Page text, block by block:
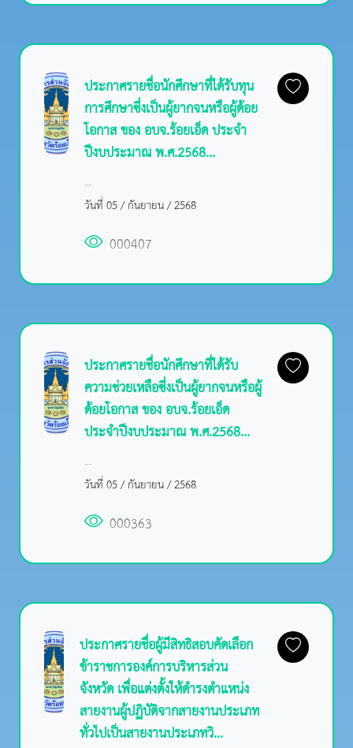
ประกาศรายชื่อนักศึกษาที่ได้รับทุน
การศึกษาซึ่งเป็นผู้ยากจนหรือผู้ด้อย
โอกาส ของ อบจ.ร้อยเอ็ด ประจำ
ปีงบประมาณ พ.ศ.2568...
...
วันที่ 05 / กันยายน / 2568
000407
ประกาศรายชื่อนักศึกษาที่ได้รับ
ความช่วยเหลือซึ่งเป็นผู้ยากจนหรือผู้
ด้อยโอกาส ของ อบจ.ร้อยเอ็ด
ประจำปีงบประมาณ พ.ศ.2568...
...
วันที่ 05 / กันยายน / 2568
000363
ประกาศรายชื่อผู้มีสิทธิสอบคัดเลือก
ข้าราชการองค์การบริหารส่วน
จังหวัด เพื่อแต่งตั้งให้ดำรงตำแหน่ง
สายงานผู้ปฏิบัติจากสายงานประเภท
ทั่วไปเป็นสายงานประเภทวิ...